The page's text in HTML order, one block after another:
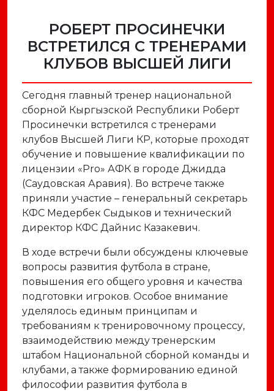
РОБЕРТ ПРОСИНЕЧКИ
ВСТРЕТИЛСЯ С ТРЕНЕРАМИ
КЛУБОВ ВЫСШЕЙ ЛИГИ
Сегодня главный тренер национальной
сборной Кыргызской Республики Роберт
Просинечки встретился с тренерами
клубов Высшей Лиги КР, которые проходят
обучение и повышение квалификации по
лицензии «Pro» АФК в городе Джидда
(Саудовская Аравия). Во встрече также
приняли участие – генеральный секретарь
КФС Медербек Сыдыков и технический
директор КФС Дайниc Казакевич.
В ходе встречи были обсуждены ключевые
вопросы развития футбола в стране,
повышения его общего уровня и качества
подготовки игроков. Особое внимание
уделялось единым принципам и
требованиям к тренировочному процессу,
взаимодействию между тренерским
штабом Национальной сборной команды и
клубами, а также формированию единой
философии развития футбола в